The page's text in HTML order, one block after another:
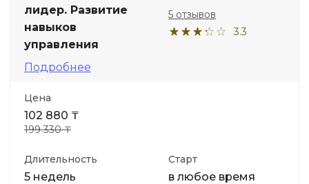
лидер. Развитие
навыков
управления
Подробнее
3.3
5 отзывов
Цена
102 880 ₸
199 330 ₸
Длительность
5 недель
Старт
в любое время